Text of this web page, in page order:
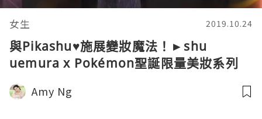
女生 2019.10.24
與Pikashu♥施展變妝魔法！►shu
uemura x Pokémon聖誕限量美妝系列
Amy Ng